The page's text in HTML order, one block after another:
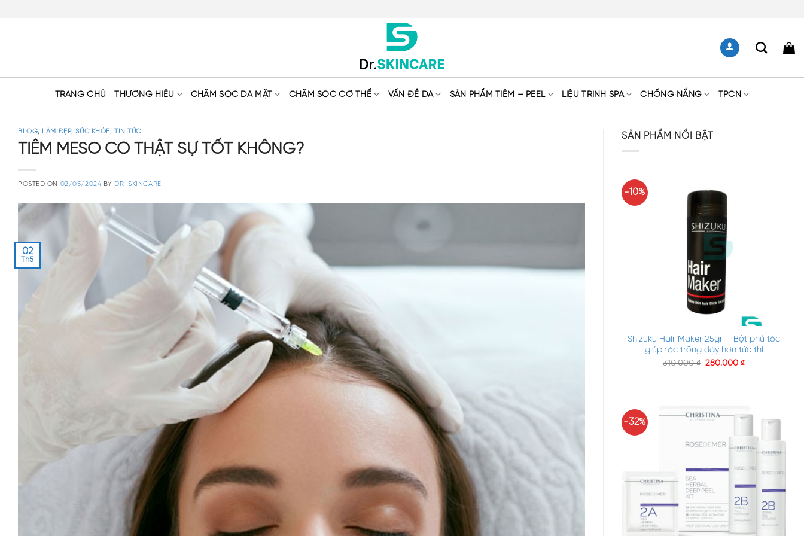
TRANG CHỦ THƯƠNG HIỆU CHĂM SÓC DA MẶT CHĂM SÓC CƠ THỂ VẤN ĐỀ DA SẢN PHẨM TIÊM – PEEL LIỆU TRÌNH SPA CHỐNG NẮNG TPCN
BLOG, LÀM ĐẸP,SỨC KHỎE,TIN TỨC
TIÊM MESO CÓ THẬT SỰ TỐT KHÔNG?
POSTED ON 02/05/2024 BY DR-SKINCARE
02
Th5
SẢN PHẨM NỔI BẬT
-10%
Shizuku Hair Maker 25gr – Bột phủ tóc
giúp tóc trông dày hơn tức thì
310.000₫ 280.000₫
-32%